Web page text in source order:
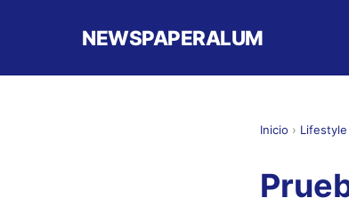
NEWSPAPERALUM
Inicio › Lifestyle